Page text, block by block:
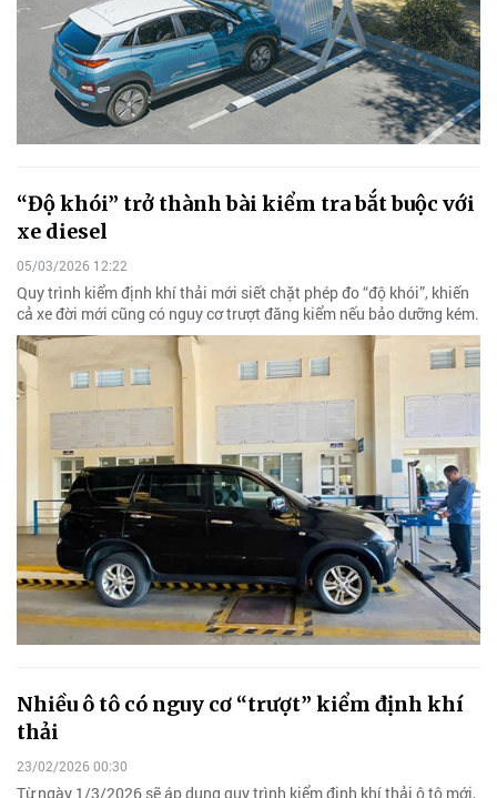
“Độ khói” trở thành bài kiểm tra bắt buộc với
xe diesel
05/03/2026 12:22
Quy trình kiểm định khí thải mới siết chặt phép đo “độ khói”, khiến
cả xe đời mới cũng có nguy cơ trượt đăng kiểm nếu bảo dưỡng kém.
Nhiều ô tô có nguy cơ “trượt” kiểm định khí
thải
23/02/2026 00:30
Từ ngày 1/3/2026 sẽ áp dụng quy trình kiểm định khí thải ô tô mới,